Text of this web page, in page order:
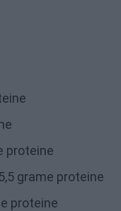
proteine
5,5 grame proteine
proteine